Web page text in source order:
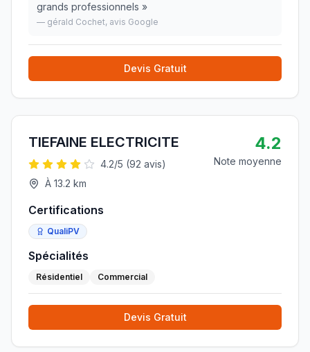
grands professionnels »
— gérald Cochet, avis Google
Devis Gratuit
TIEFAINE ELECTRICITE
4.2/5 (92 avis)
À 13.2 km
4.2
Note moyenne
Certifications
QualiPV
Spécialités
Résidentiel Commercial
Devis Gratuit